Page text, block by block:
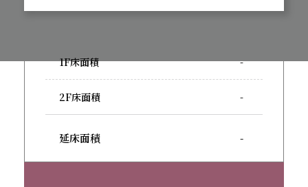
1F床面積 -
2F床面積 -
延床面積 -